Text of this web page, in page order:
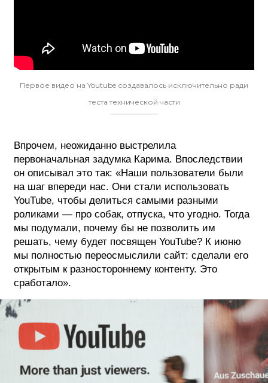
Первое видео на Youtube создавалось исключительно ради
теста технической части
Впрочем, неожиданно выстрелила
первоначальная задумка Карима. Впоследствии
он описывал это так: «Наши пользователи были
на шаг впереди нас. Они стали использовать
YouTube, чтобы делиться самыми разными
роликами — про собак, отпуска, что угодно. Тогда
мы подумали, почему бы не позволить им
решать, чему будет посвящен YouTube? К июню
мы полностью переосмыслили сайт: сделали его
открытым к разностороннему контенту. Это
сработало».